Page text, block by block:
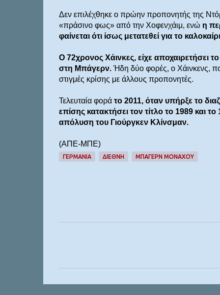
Δεν επιλέχθηκε ο πρώην προπονητής της
«πράσινο φως» από την Χοφενχάιμ, ενώ η
φαίνεται ότι ίσως μετατεθεί για το
Ο 72χρονος Χάινκες, είχε αποχαιρετήσει
στη Μπάγερν.Ήδη δύο φορές, ο Χάινκενς,
στιγμές κρίσης με άλλους προπονητές.
Τελευταία φορά το 2011, όταν υπήρξε το
επίσης κατακτήσει τον τίτλο το 1989 και
απόλυση του Γιούργκεν Κλίνσμαν.
(ΑΠΕ-ΜΠΕ)
ΓΕΡΜΑΝΊΑ ΔΙΕΘΝΉ ΜΠΑΓΕΡΝ ΜΟΝΑΧΟΥ